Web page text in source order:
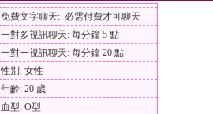
免費文字聊天: 必需付費才可聊天
一對多視訊聊天: 每分鐘 5 點
一對一視訊聊天: 每分鐘 20 點
性別: 女性
年齡: 20 歲
血型: O型